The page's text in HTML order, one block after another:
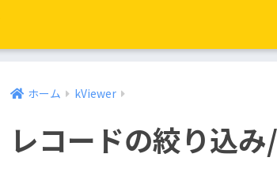
ホーム kViewer
レコードの絞り込